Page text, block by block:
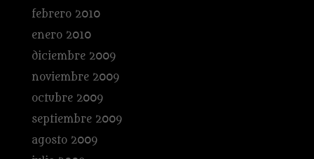
febrero 2010
enero 2010
diciembre 2009
noviembre 2009
octubre 2009
septiembre 2009
agosto 2009